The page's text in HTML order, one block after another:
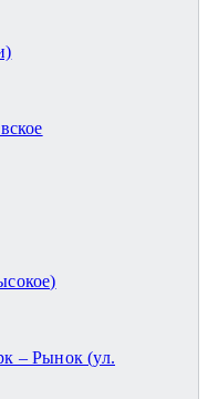
– Рынок (ул.